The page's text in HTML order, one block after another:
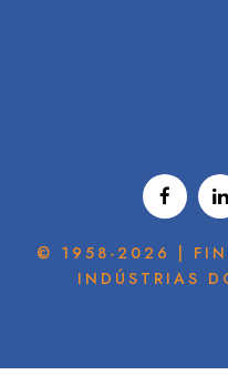
© 1958-2026 |
INDÚSTRIAS